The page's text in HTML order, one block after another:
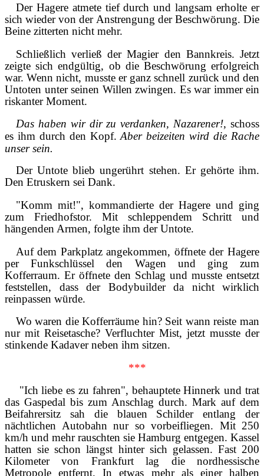
Der Hagere atmete tief durch und langsam erholte er
sich wieder von der Anstrengung der Beschwörung. Die
Beine zitterten nicht mehr.
Schließlich verließ der Magier den Bannkreis. Jetzt
zeigte sich endgültig, ob die Beschwörung erfolgreich
war. Wenn nicht, musste er ganz schnell zurück und den
Untoten unter seinen Willen zwingen. Es war immer ein
riskanter Moment.
Das haben wir dir zu verdanken, Nazarener!, schoss
es ihm durch den Kopf.Aber beizeiten wird die Rache
unser sein.
Der Untote blieb ungerührt stehen. Er gehörte ihm.
Den Etruskern sei Dank.
"Komm mit!", kommandierte der Hagere und ging
zum Friedhofstor. Mit schleppendem Schritt und
hängenden Armen, folgte ihm der Untote.
Auf dem Parkplatz angekommen, öffnete der Hagere
per Funkschlüssel den Wagen und ging zum
Kofferraum. Er öffnete den Schlag und musste entsetzt
feststellen, dass der Bodybuilder da nicht wirklich
reinpassen würde.
Wo waren die Kofferräume hin? Seit wann reiste man
nur mit Reisetasche? Verfluchter Mist, jetzt musste der
stinkende Kadaver neben ihm sitzen.
***
"Ich liebe es zu fahren", behauptete Hinnerk und trat
das Gaspedal bis zum Anschlag durch. Mark auf dem
Beifahrersitz sah die blauen Schilder entlang der
nächtlichen Autobahn nur so vorbeifliegen. Mit 250
km/h und mehr rauschten sie Hamburg entgegen. Kassel
hatten sie schon längst hinter sich gelassen. Fast 200
Kilometer von Frankfurt lag die nordhessische
Metropole entfernt. In etwas mehr als einer halben